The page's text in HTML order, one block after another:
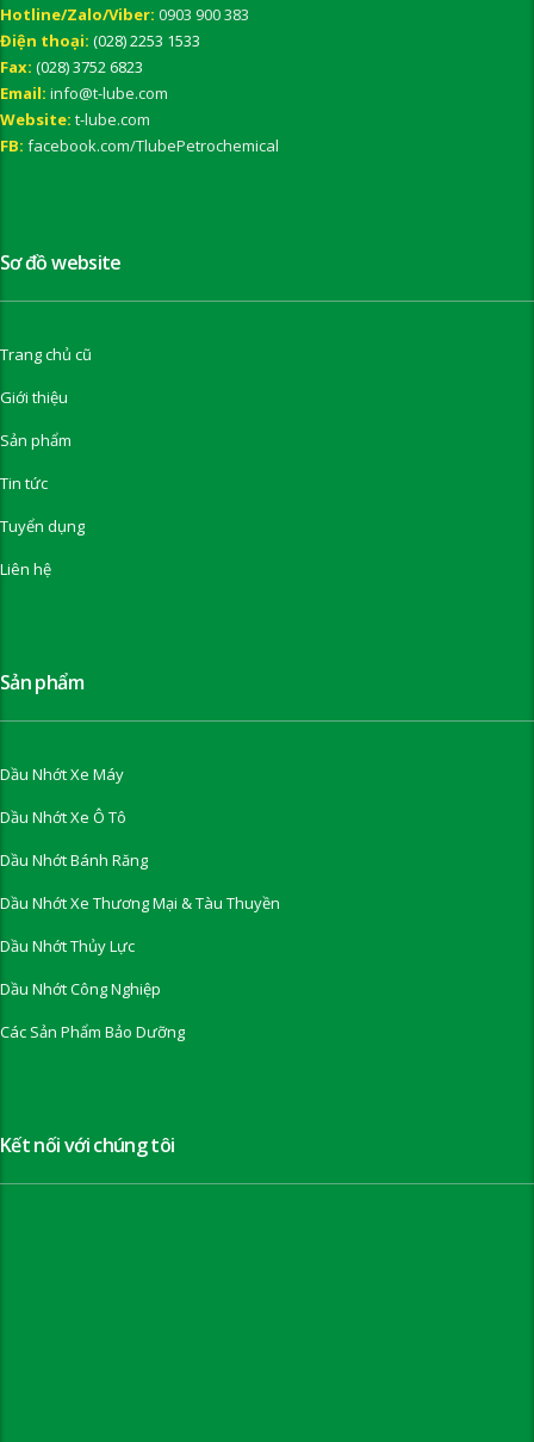
Hotline/Zalo/Viber: 0903 900 383
Điện thoại: (028) 2253 1533
Fax: (028) 3752 6823
Email: info@t-lube.com
Website: t-lube.com
FB: facebook.com/TlubePetrochemical
Sơ đồ website
Trang chủ cũ
Giới thiệu
Sản phẩm
Tin tức
Tuyển dụng
Liên hệ
Sản phẩm
Dầu Nhớt Xe Máy
Dầu Nhớt Xe Ô Tô
Dầu Nhớt Bánh Răng
Dầu Nhớt Xe Thương Mại & Tàu Thuyền
Dầu Nhớt Thủy Lực
Dầu Nhớt Công Nghiệp
Các Sản Phẩm Bảo Dưỡng
Kết nối với chúng tôi